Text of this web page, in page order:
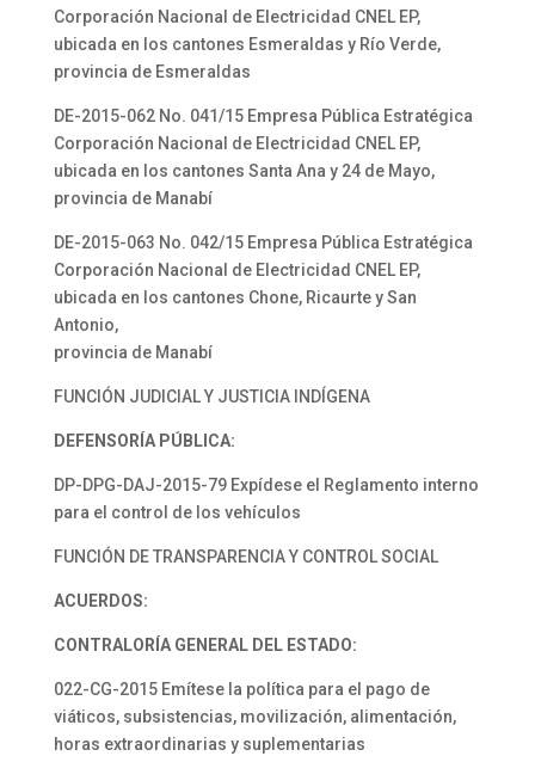
Corporación Nacional de Electricidad CNEL EP,
ubicada en los cantones Esmeraldas y Río Verde,
provincia de Esmeraldas
DE-2015-062 No. 041/15 Empresa Pública Estratégica
Corporación Nacional de Electricidad CNEL EP,
ubicada en los cantones Santa Ana y 24 de Mayo,
provincia de Manabí
DE-2015-063 No. 042/15 Empresa Pública Estratégica
Corporación Nacional de Electricidad CNEL EP,
ubicada en los cantones Chone, Ricaurte y San
Antonio,
provincia de Manabí
FUNCIÓN JUDICIAL Y JUSTICIA INDÍGENA
DEFENSORÍA PÚBLICA:
DP-DPG-DAJ-2015-79 Expídese el Reglamento interno
para el control de los vehículos
FUNCIÓN DE TRANSPARENCIA Y CONTROL SOCIAL
ACUERDOS:
CONTRALORÍA GENERAL DEL ESTADO:
022-CG-2015 Emítese la política para el pago de
viáticos, subsistencias, movilización, alimentación,
horas extraordinarias y suplementarias